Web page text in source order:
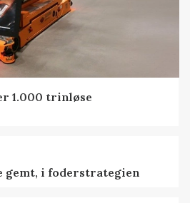
1.000 trinløse
gemt, i foderstrategien